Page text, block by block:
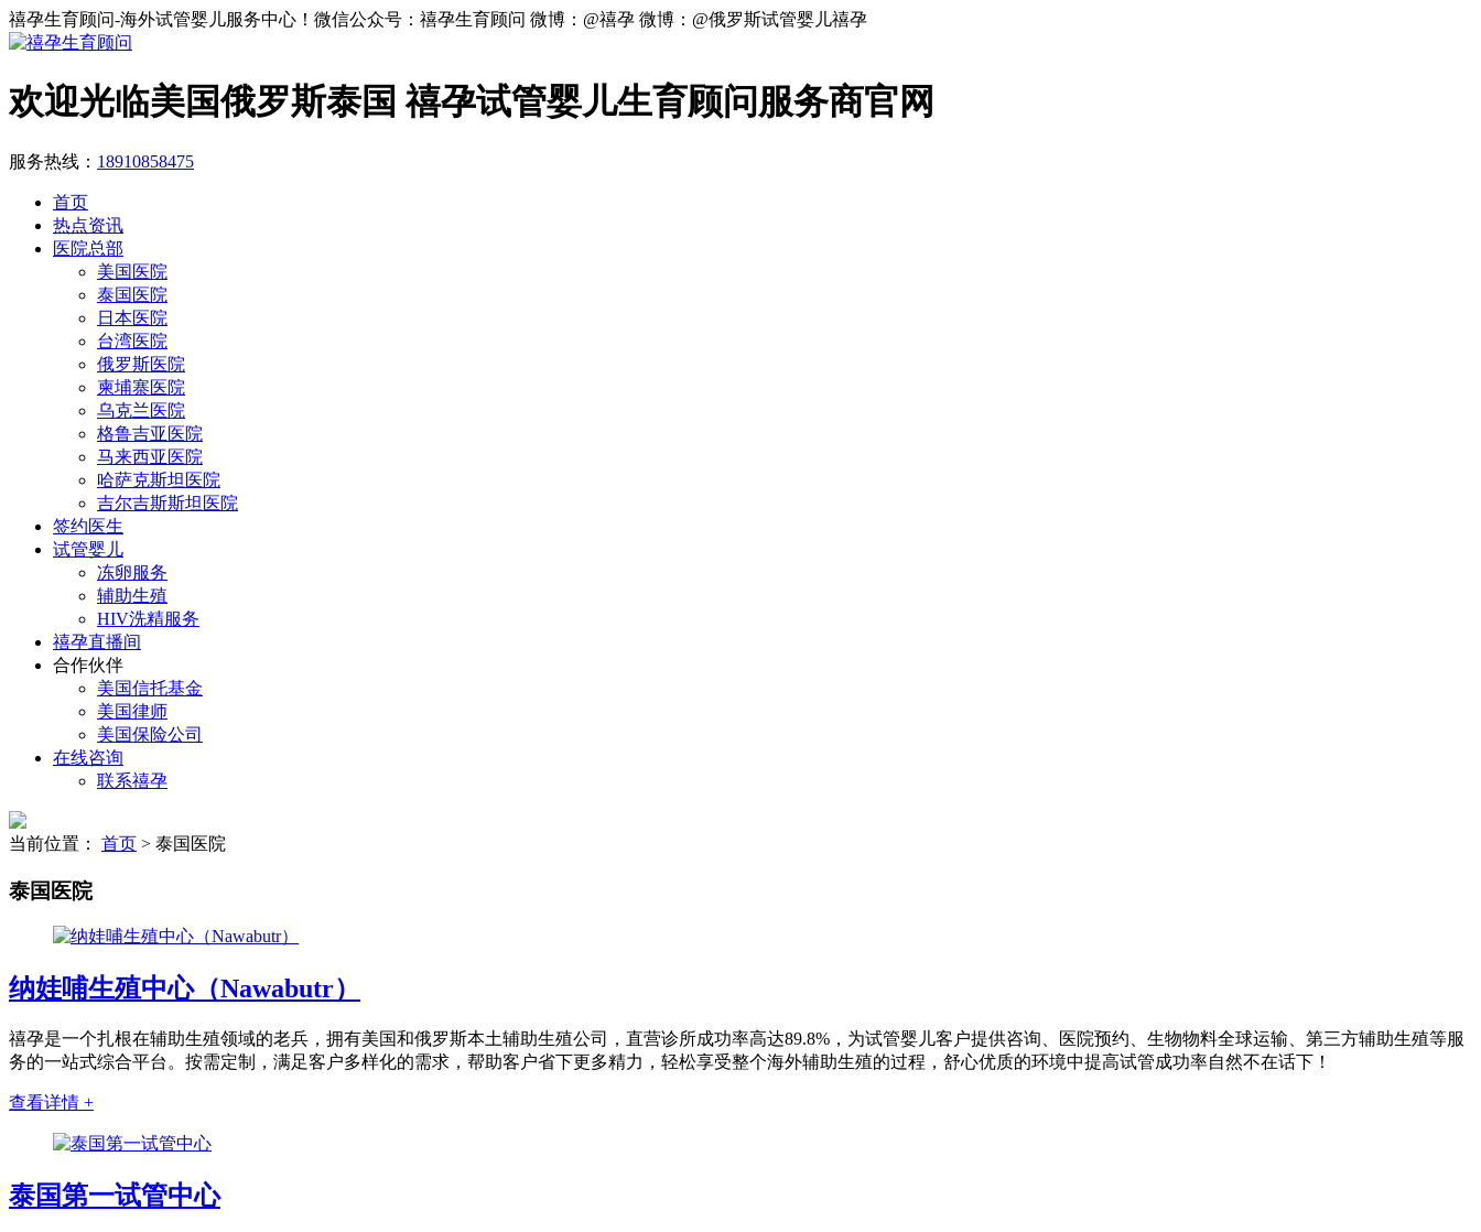
禧孕生育顾问-海外试管婴儿服务中心！微信公众号：禧孕生育顾问 微博：@禧孕 微博：@俄罗斯试管婴儿禧孕
欢迎光临美国俄罗斯泰国 禧孕试管婴儿生育顾问服务商官网
服务热线： 18910858475
首页
热点资讯
医院总部
美国医院
泰国医院
日本医院
台湾医院
俄罗斯医院
柬埔寨医院
乌克兰医院
格鲁吉亚医院
马来西亚医院
哈萨克斯坦医院
吉尔吉斯斯坦医院
签约医生
试管婴儿
冻卵服务
辅助生殖
HIV洗精服务
禧孕直播间
合作伙伴
美国信托基金
美国律师
美国保险公司
在线咨询
联系禧孕
当前位置： 首页 > 泰国医院
泰国医院
纳娃哺生殖中心（Nawabutr）
禧孕是一个扎根在辅助生殖领域的老兵，拥有美国和俄罗斯本土辅助生殖公司，直营诊所成功率高达89.8%，为试管婴儿客户提供咨询、医院预约、生物物料全球运输、第三方辅助生殖等服
务的一站式综合平台。按需定制，满足客户多样化的需求，帮助客户省下更多精力，轻松享受整个海外辅助生殖的过程，舒心优质的环境中提高试管成功率自然不在话下！
查看详情 +
泰国第一试管中心